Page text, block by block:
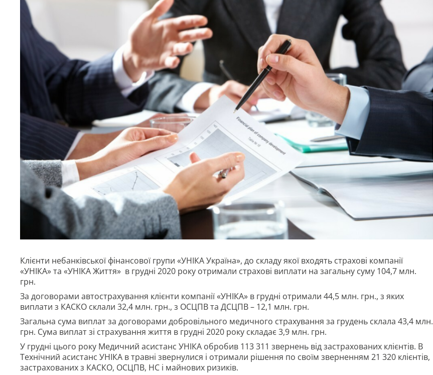
Клієнти небанківської фінансової групи «УНІКА Україна», до складу якої входять страхові компанії
«УНІКА» та «УНІКА Життя» в грудні 2020 року отримали страхові виплати на загальну суму 104,7 млн.
грн.
За договорами автострахування клієнти компанії «УНІКА» в грудні отримали 44,5 млн. грн., з яких
виплати з КАСКО склали 32,4 млн. грн., з ОСЦПВ та ДСЦПВ – 12,1 млн. грн.
Загальна сума виплат за договорами добровільного медичного страхування за грудень склала 43,4 млн.
грн. Сума виплат зі страхування життя в грудні 2020 року складає 3,9 млн. грн.
У грудні цього року Медичний асистанс УНІКА обробив 113 311 звернень від застрахованих клієнтів. В
Технічний асистанс УНІКА в травні звернулися і отримали рішення по своїм зверненням 21 320 клієнтів,
застрахованих з КАСКО, ОСЦПВ, НС і майнових ризиків.